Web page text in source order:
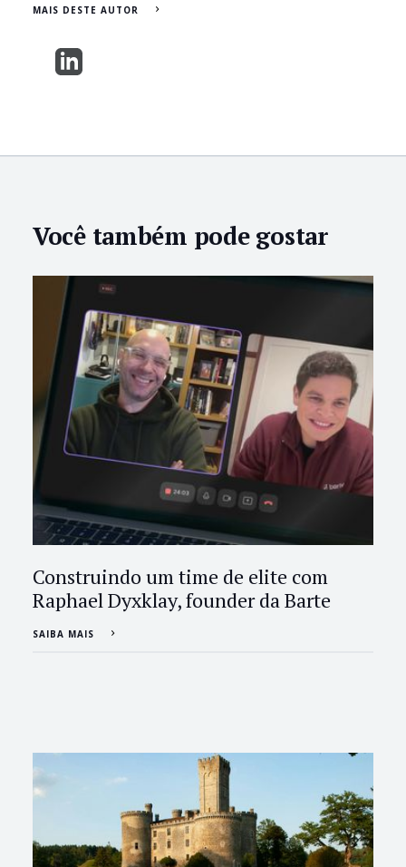
MAIS DESTE AUTOR
Você também pode gostar
Construindo um time de elite com
Raphael Dyxklay, founder da Barte
SAIBA MAIS